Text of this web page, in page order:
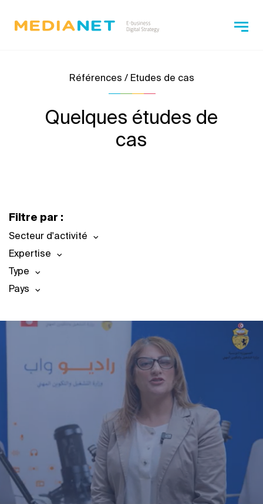
Références / Etudes de cas
Quelques études de
cas
Filtre par :
Secteur d'activité
Expertise
Type
Pays